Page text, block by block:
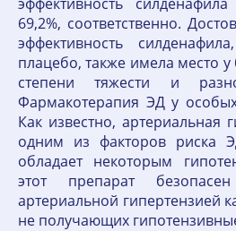
69,2%, соответственно.
эффективность
плацебо, также имела место
степени тяжести и
Фармакотерапия ЭД у
Как известно, артериальная
одним из факторов риска
обладает некоторым
этот препарат
артериальной гипертензией
не получающих